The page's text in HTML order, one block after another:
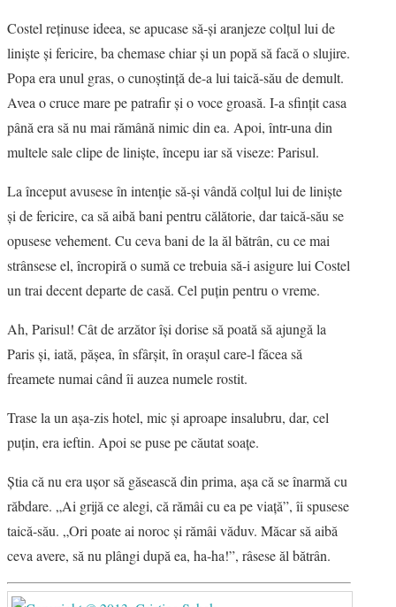
CARTE & FILM
RECENZII DE CARTE
SUSPANS
CRONICI DE FILM
INTERVIU
DOSAR DE IDEI
PROFIL
ESEU
RUBRICI DE AUTOR
NUMĂRUL 48 /
NUMĂRUL 49 /
APRILIE 2018
Costel reţinuse ideea, se apucase să-şi aranjeze colţul lui de
linişte şi fericire, ba chemase chiar şi un popă să facă o slujire.
Popa era unul gras, o cunoştinţă de-a lui taică-său de demult.
Avea o cruce mare pe patrafir şi o voce groasă. I-a sfinţit casa
până era să nu mai rămână nimic din ea. Apoi, într-una din
multele sale clipe de linişte, începu iar să viseze: Parisul.
La început avusese în intenţie să-şi vândă colţul lui de linişte
şi de fericire, ca să aibă bani pentru călătorie, dar taică-său se
opusese vehement. Cu ceva bani de la ăl bătrân, cu ce mai
strânsese el, încropiră o sumă ce trebuia să-i asigure lui Costel
un trai decent departe de casă. Cel puţin pentru o vreme.
Ah, Parisul! Cât de arzător îşi dorise să poată să ajungă la
Paris şi, iată, păşea, în sfârşit, în oraşul care-l făcea să
freamete numai când îi auzea numele rostit.
Trase la un aşa-zis hotel, mic şi aproape insalubru, dar, cel
puţin, era ieftin. Apoi se puse pe căutat soaţe.
Ştia că nu era uşor să găsească din prima, aşa că se înarmă cu
răbdare. „Ai grijă ce alegi, că rămâi cu ea pe viaţă”, îi spusese
taică-său. „Ori poate ai noroc şi rămâi văduv. Măcar să aibă
ceva avere, să nu plângi după ea, ha-ha!”, râsese ăl bătrân.